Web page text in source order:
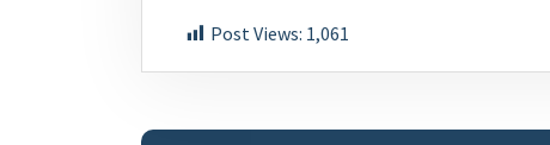
Post Views: 1,061